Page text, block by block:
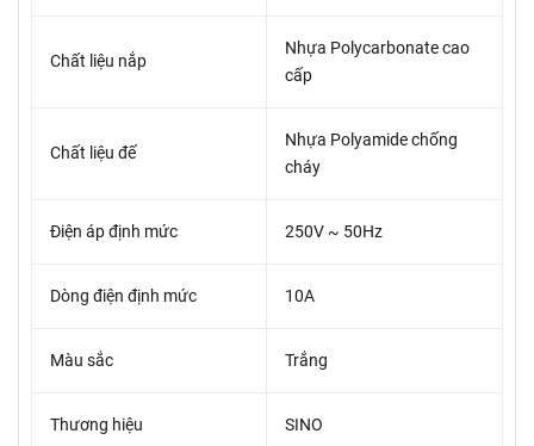
Chất liệu nắp
Nhựa Polycarbonate cao
cấp
Chất liệu đế
Nhựa Polyamide chống
cháy
Điện áp định mức 250V ~ 50Hz
Dòng điện định mức 10A
Màu sắc Trắng
Thương hiệu SINO